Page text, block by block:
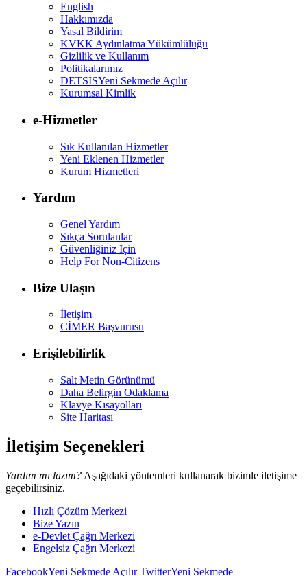
English
Hakkımızda
Yasal Bildirim
KVKK Aydınlatma Yükümlülüğü
Gizlilik ve Kullanım
Politikalarımız
DETSİSYeni Sekmede Açılır
Kurumsal Kimlik
e-Hizmetler
Sık Kullanılan Hizmetler
Yeni Eklenen Hizmetler
Kurum Hizmetleri
Yardım
Genel Yardım
Sıkça Sorulanlar
Güvenliğiniz İçin
Help For Non-Citizens
Bize Ulaşın
İletişim
CİMER Başvurusu
Erişilebilirlik
Salt Metin Görünümü
Daha Belirgin Odaklama
Klavye Kısayolları
Site Haritası
İletişim Seçenekleri
Yardım mı lazım? Aşağıdaki yöntemleri kullanarak bizimle iletişime
geçebilirsiniz.
Hızlı Çözüm Merkezi
Bize Yazın
e-Devlet Çağrı Merkezi
Engelsiz Çağrı Merkezi
FacebookYeni Sekmede AçılırTwitterYeni Sekmede